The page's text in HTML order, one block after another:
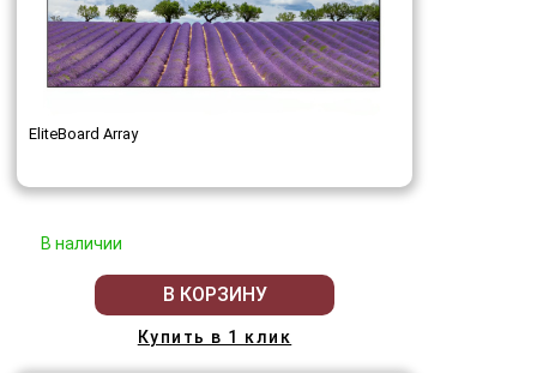
EliteBoard Array
В наличии
В КОРЗИНУ
Купить в 1 клик